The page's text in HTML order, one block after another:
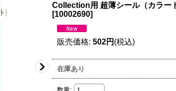
Collection用 超薄シール（カラー
[10002690]
販売価格: 502円 (税込)
在庫あり